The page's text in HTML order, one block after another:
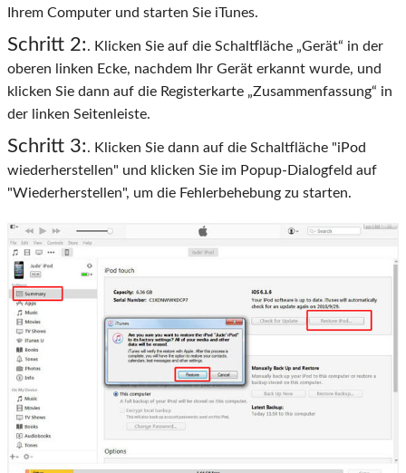
Ihrem Computer und starten Sie iTunes.
Schritt 2:. Klicken Sie auf die Schaltfläche „Gerät“ in der
oberen linken Ecke, nachdem Ihr Gerät erkannt wurde, und
klicken Sie dann auf die Registerkarte „Zusammenfassung“ in
der linken Seitenleiste.
Schritt 3:. Klicken Sie dann auf die Schaltfläche "iPod
wiederherstellen" und klicken Sie im Popup-Dialogfeld auf
"Wiederherstellen", um die Fehlerbehebung zu starten.